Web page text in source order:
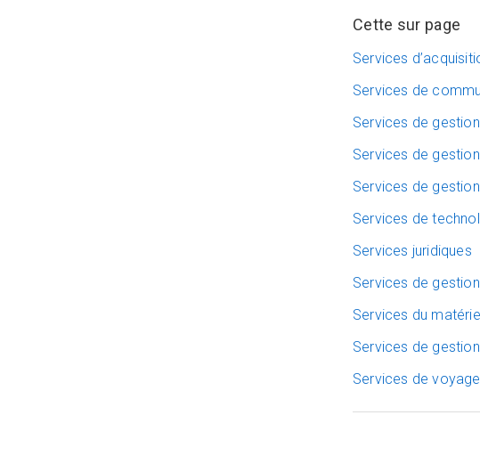
Cette sur page
Services
Services de
Services de
Services de
Services de
Services de
Services juridiques
Services de
Services du matériel
Services de
Services de